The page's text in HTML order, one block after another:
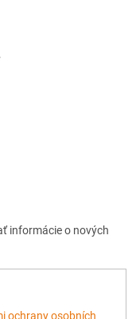
informácie o nových
ochrany osobních